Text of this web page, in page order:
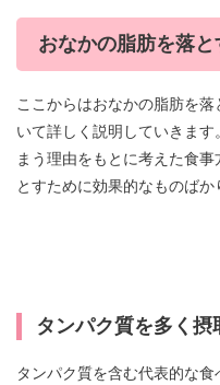
おなかの脂肪を落
ここからはおなかの脂肪を
いて詳しく説明していきま
まう理由をもとに考えた食
とすために効果的なものば
タンパク質を多く摂
タンパク質を含む代表的な